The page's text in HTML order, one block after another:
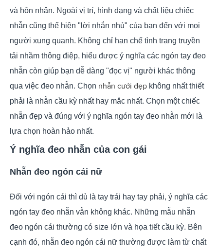
và hôn nhân. Ngoài vị trí, hình dạng và chất liệu chiếc
nhẫn cũng thể hiện "lời nhắn nhủ" của bạn đến với mọi
người xung quanh. Không chỉ hạn chế tình trạng truyền
tải nhầm thông điệp, hiểu được ý nghĩa các ngón tay đeo
nhẫn còn giúp bạn dễ dàng "đọc vị" người khác thông
qua việc đeo nhẫn. Chọn nhẫn cưới đẹp không nhất thiết
phải là nhẫn cầu kỳ nhất hay mắc nhất. Chọn một chiếc
nhẫn đẹp và đúng với ý nghĩa ngón tay đeo nhẫn mới là
lựa chọn hoàn hảo nhất.
Ý nghĩa đeo nhẫn của con gái
Nhẫn đeo ngón cái nữ
Đối với ngón cái thì dù là tay trái hay tay phải, ý nghĩa các
ngón tay đeo nhẫn vẫn không khác. Những mẫu nhẫn
đeo ngón cái thường có size lớn và họa tiết cầu kỳ. Bên
cạnh đó, nhẫn đeo ngón cái nữ thường được làm từ chất